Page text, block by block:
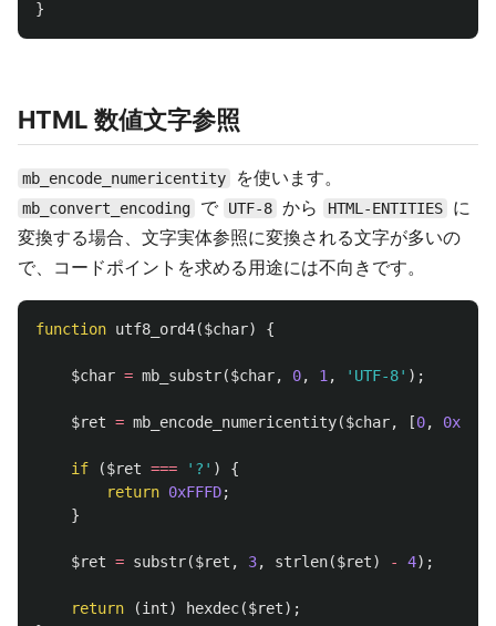
}
HTML 数値文字参照
mb_encode_numericentity を使います。
mb_convert_encoding で UTF-8 から HTML-ENTITIES
に
変換する場合、文字実体参照に変換される文字が多いの
で、コードポイントを求める用途には不向きです。
function utf8_ord4($char) {
$char = mb_substr($char, 0, 1 , 'UTF-8' );
$ret = mb_encode_numericentity($char, [0,
if ($ret === '?' )
{
return 0xFFFD;
}
$ret = substr($ret , 3, strlen($ret) - 4);
return (int) hexdec($ret);